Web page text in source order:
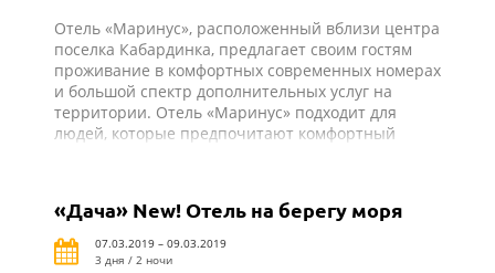
Отель «Маринус», расположенный вблизи центра
поселка Кабардинка, предлагает своим гостям
проживание в комфортных современных номерах
и большой спектр дополнительных услуг на
территории. Отель «Маринус» подходит для
людей, которые предпочитают комфортный
«Дача» New! Отель на берегу моря
07.03.2019 – 09.03.2019
3 дня / 2 ночи